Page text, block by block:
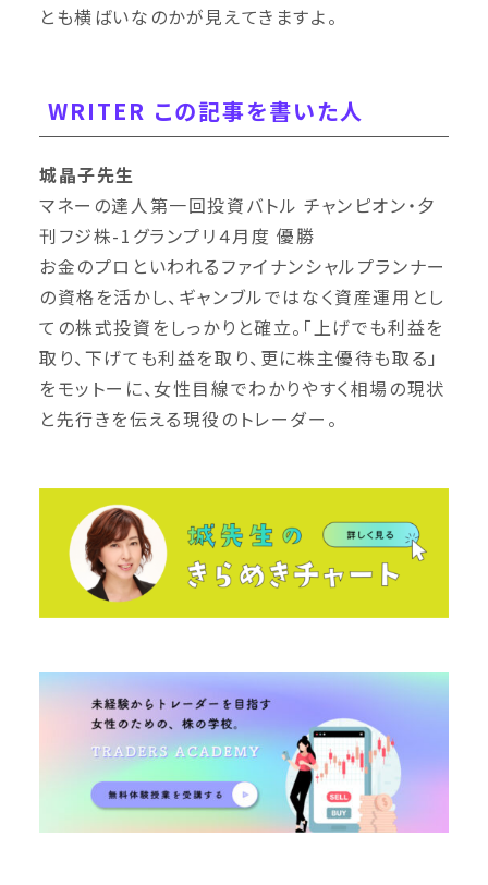
とも横ばいなのかが見えてきますよ。
WRITER この記事を書いた人
城晶子先生
マネーの達人第一回投資バトル チャンピオン・夕
刊フジ株-1グランプリ４月度 優勝
お金のプロといわれるファイナンシャルプランナー
の資格を活かし、ギャンブルではなく資産運⽤とし
ての株式投資をしっかりと確⽴。「上げでも利益を
取り、下げても利益を取り、更に株主優待も取る」
をモットーに、⼥性⽬線でわかりやすく相場の現状
と先⾏きを伝える現役のトレーダー。